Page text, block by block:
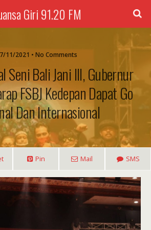
Giri 91.20 FM
11/2021 • No Comments
Seni Bali Jani III, Gubernur
FSBJ Kedepan Dapat Go
Dan Internasional
Pin Mail SMS